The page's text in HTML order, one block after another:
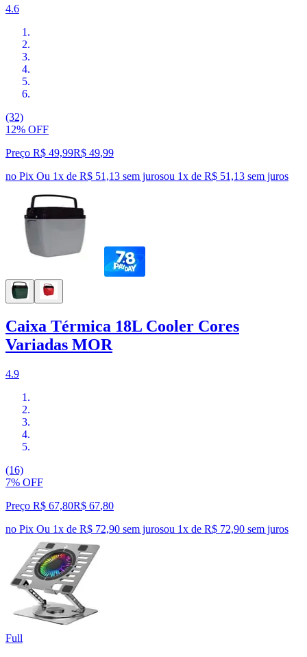
4.6
(32)
12% OFF
Preço R$ 49,99R$ 49,99
no Pix Ou 1x de R$ 51,13 sem jurosou 1x de R$ 51,13 sem juros
Caixa Térmica 18L Cooler Cores
Variadas MOR
4.9
(16)
7% OFF
Preço R$ 67,80R$ 67,80
no Pix Ou 1x de R$ 72,90 sem jurosou 1x de R$ 72,90 sem juros
Full